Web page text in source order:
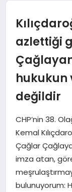
BÜLTEN
YURT
DIŞ
azlettiği
hukukun
değildir
CHP’nin 38.
Kemal
Çağlar
imza atan,
bulunuyorum: